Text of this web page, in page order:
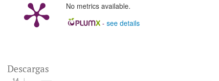
No metrics available.
- see details
Descargas